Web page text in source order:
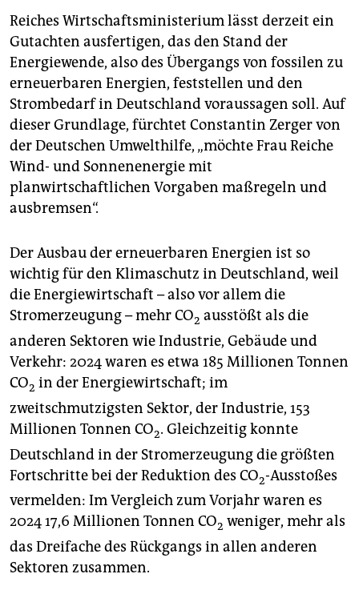
Reiches Wirtschaftsministerium lässt derzeit ein
Gutachten ausfertigen, das den Stand der
Energiewende, also des Übergangs von fossilen zu
erneuerbaren Energien, feststellen und den
Strombedarf in Deutschland voraussagen soll. Auf
dieser Grundlage, fürchtet Constantin Zerger von
der Deutschen Umwelthilfe, „möchte Frau Reiche
Wind- und Sonnenenergie mit
planwirtschaftlichen Vorgaben maßregeln und
ausbremsen“.
Der Ausbau der erneuerbaren Energien ist so
wichtig für den Klimaschutz in Deutschland, weil
die Energiewirtschaft – also vor allem die
Stromerzeugung – mehr CO2 ausstößt als die
anderen Sektoren wie Industrie, Gebäude und
Verkehr: 2024 waren es etwa 185 Millionen Tonnen
CO2 in der Energiewirtschaft; im
zweitschmutzigsten Sektor, der Industrie, 153
Millionen Tonnen CO2. Gleichzeitig konnte
Deutschland in der Stromerzeugung die größten
Fortschritte bei der Reduktion des CO2-Ausstoßes
vermelden: Im Vergleich zum Vorjahr waren es
2024 17,6 Millionen Tonnen CO2 weniger, mehr als
das Dreifache des Rückgangs in allen anderen
Sektoren zusammen.